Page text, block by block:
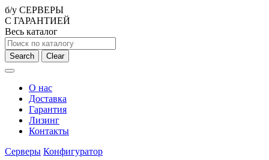
б/у СЕРВЕРЫ
С ГАРАНТИЕЙ
Весь каталог
Search Clear
О нас
Доставка
Гарантия
Лизинг
Контакты
Серверы Конфигуратор